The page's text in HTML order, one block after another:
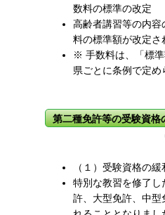
数料の標準の改定
高齢者講習等の内容
料の標準額が改定さ
※ 手数料は、「標
県ごとに条例で定め
第二種免許等の受験資格
（１）受験資格の緩
特別な教習を修了
許、大型免許、中型